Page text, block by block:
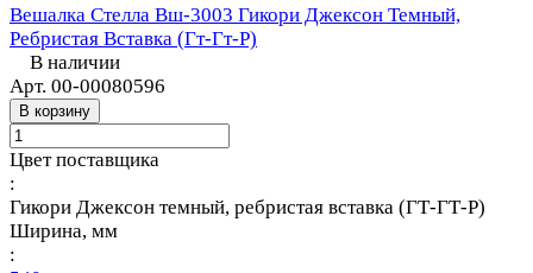
Вешалка Стелла Вш-3003 Гикори Джексон Темный,
Ребристая Вставка (Гт-Гт-Р)
В наличии
Арт. 00-00080596
В корзину
Цвет поставщика
:
Гикори Джексон темный, ребристая вставка (ГТ-ГТ-Р)
Ширина, мм
: